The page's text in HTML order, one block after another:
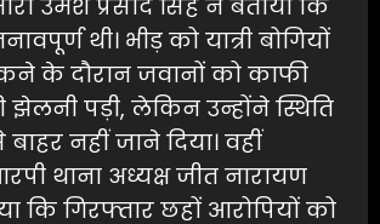
उमेश प्रसाद सिंह ने बताया कि
थी। भीड़ को यात्री बोगियों
के दौरान जवानों को काफी
पड़ी, लेकिन उन्होंने स्थिति
नहीं जाने दिया। वहीं
थाना अध्यक्ष जीत नारायण
कि गिरफ्तार छहों आरोपियों को